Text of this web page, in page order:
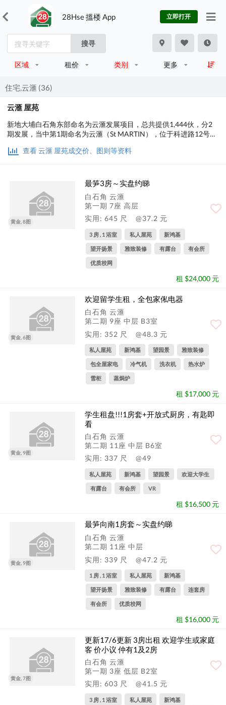
28Hse 搵楼 App 立即打开
搜寻
区域 租价 类别 更多
住宅,云滙 (36)
云滙 屋苑
新地大埔白石角东部命名为云滙发展项目，总共提供1,444伙，分2
期发展，当中第1期命名为云滙（St MARTIN），位于科进路12号，
277至1,279平方尺。
查看 云滙 屋苑成交价、图则等资料
黄金, 8图
最笋3房～实盘约睇
白石角 云滙
第一期 7座 高层
实用: 645 尺
@37.2 元
3 房 , 1 浴室 私人屋苑 新鸿基
望开扬景 雅致装修 有露台 有会所
优质校网
租 $24,000 元
黄金, 6图
欢迎留学生租，全包家俬电器
白石角 云滙
第二期 9座 中层 B3室
实用: 352 尺
@48.3 元
私人屋苑 新鸿基 望园景 雅致装修
包全屋家电 冷气机 洗衣机 热水炉
雪柜 蒸焗炉
租 $17,000 元
黄金, 9图
学生租盘!!!1房套+开放式厨房，有匙即
看
白石角 云滙
第二期 11座 中层 B6室
实用: 337 尺
@49
私人屋苑 新鸿基 望园景 欢迎大学生
有露台 有会所 VR
租 $16,500 元
黄金, 9图
最笋向南1房套～实盘约睇
白石角 云滙
第二期 11座 中层
实用: 339 尺
@47.2 元
1 房 , 1 浴室 私人屋苑 新鸿基
望开扬景 雅致装修 有露台 连套房
有会所 优质校网
租 $16,000 元
黄金, 7图
更新17/6更新 3房出租 欢迎学生或家庭
客 价小议 仲有1及2房
白石角 云滙
第一期 3座 低层 B2室
实用: 603 尺
@41.5 元
3 房 , 1 浴室 私人屋苑 新鸿基